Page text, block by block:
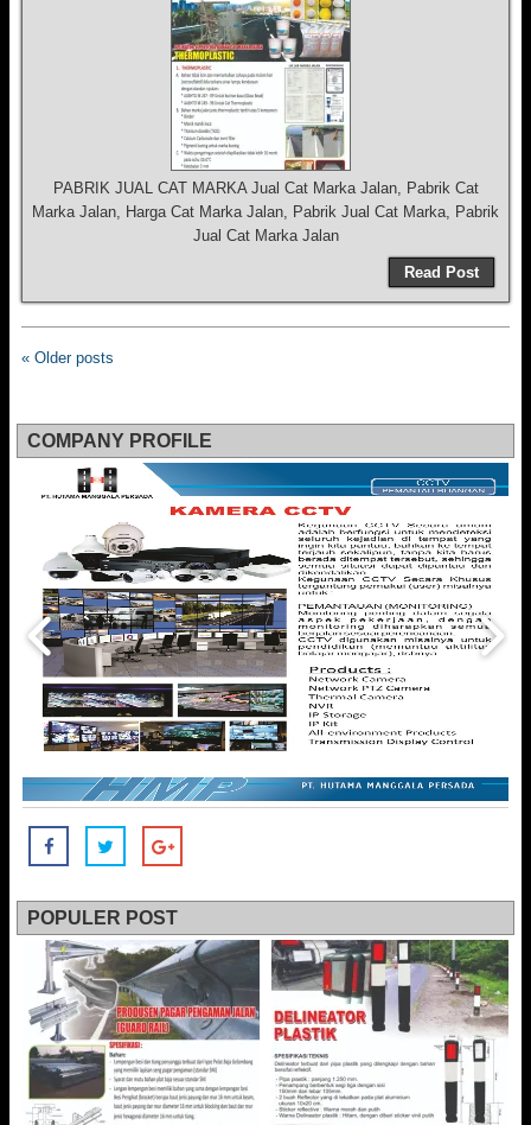
PABRIK JUAL CAT MARKA Jual Cat Marka Jalan, Pabrik Cat
Marka Jalan, Harga Cat Marka Jalan, Pabrik Jual Cat Marka, Pabrik
Jual Cat Marka Jalan
Read Post
« Older posts
COMPANY PROFILE
POPULER POST